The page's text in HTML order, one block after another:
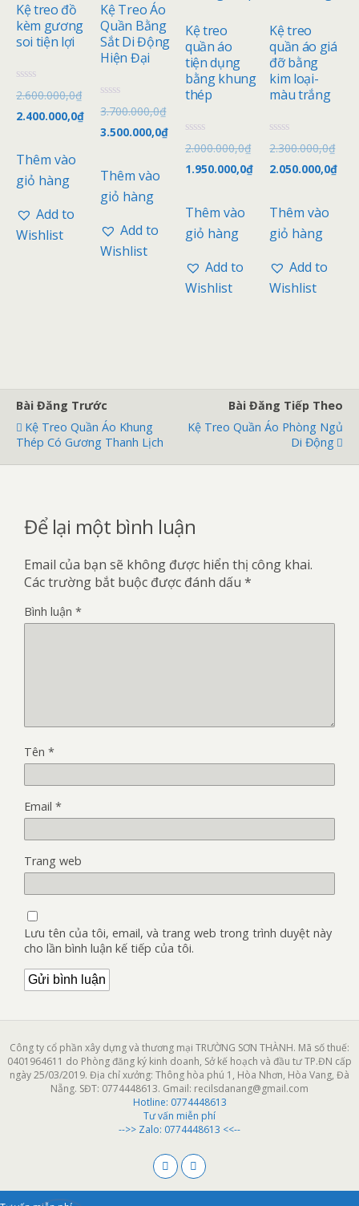
Kệ treo đồ
kèm gương
soi tiện lợi
Đ
ư
ợ
c
p
h
n
5
a
2.600.000,0₫
2.400.000,0₫
Thêm vào
giỏ hàng
Add to
Wishlist
Kệ Treo Áo
Quần Bằng
Sắt Di Động
Hiện Đại
Đ
ư
ợ
c
p
h
n
5
a
3.700.000,0₫
3.500.000,0₫
Thêm vào
giỏ hàng
Add to
Wishlist
Kệ treo
quần áo
tiện dụng
bằng khung
thép
Đ
ư
ợ
c
p
h
n
5
a
2.000.000,0₫
1.950.000,0₫
Thêm vào
giỏ hàng
Add to
Wishlist
Kệ treo
quần áo giá
đỡ bằng
kim loại-
màu trắng
Đ
ư
ợ
c
p
h
n
5
a
2.300.000,0₫
2.050.000,0₫
Thêm vào
giỏ hàng
Add to
Wishlist
Bài Đăng Trước
Kệ Treo Quần Áo Khung
Thép Có Gương Thanh Lịch
Bài Đăng Tiếp Theo
Kệ Treo Quần Áo Phòng Ngủ
Di Động
Để lại một bình luận
Email của bạn sẽ không được hiển thị công khai.
Các trường bắt buộc được đánh dấu *
Bình luận *
Tên *
Email *
Trang web
Lưu tên của tôi, email, và trang web trong trình duyệt này
cho lần bình luận kế tiếp của tôi.
Công ty cổ phần xây dựng và thương mại TRƯỜNG SƠN THÀNH. Mã số thuế:
0401964611 do Phòng đăng ký kinh doanh, Sở kế hoạch và đầu tư TP.ĐN cấp
ngày 25/03/2019. Địa chỉ xưởng: Thông hòa phú 1, Hòa Nhơn, Hòa Vang, Đà
Nẵng. SĐT: 0774448613. Gmail: recilsdanang@gmail.com
Hotline: 0774448613
Tư vấn miễn phí
-->> Zalo: 0774448613 <<--